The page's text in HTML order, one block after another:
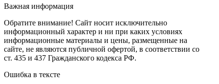
Поплавская вмазала
семейке Плющенко
i
Этот танец невесты
оставит вас без слов!
Пересмотрела 10 раз
Важная информация
Обратите внимание! Сайт носит исключительно
информационный характер и ни при каких условиях
информационные материалы и цены, размещенные на
сайте, не являются публичной офертой, в соответствии со
ст. 435 и 437 Гражданского кодекса РФ.
Ошибка в тексте